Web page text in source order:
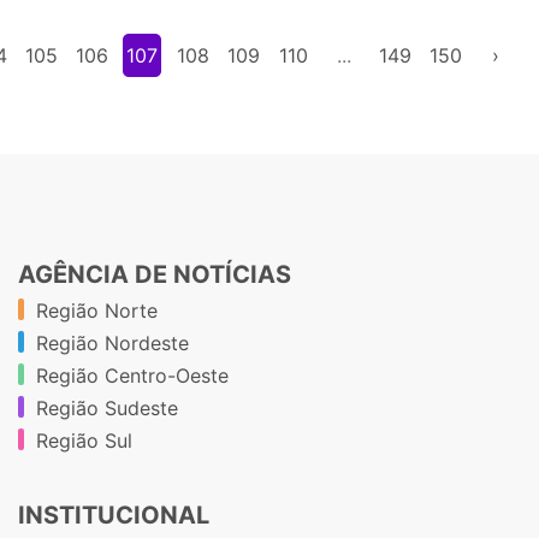
105 106 107 108 109 110 ... 149 150 ›
AGÊNCIA DE NOTÍCIAS
Região Norte
Região Nordeste
Região Centro-Oeste
Região Sudeste
Região Sul
INSTITUCIONAL